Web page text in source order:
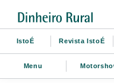
IstoÉ Revista IstoÉ
Menu